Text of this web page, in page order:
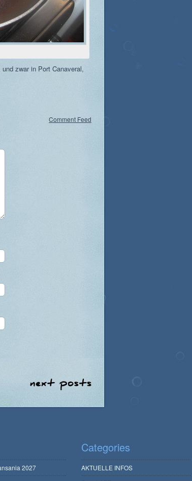
zwar in Port Canaveral,
Comment Feed
2027
Categories
AKTUELLE INFOS